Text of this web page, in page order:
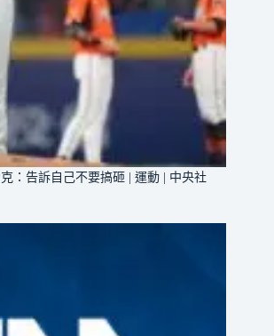
：告訴自己不要搞砸 | 運動 | 中央社